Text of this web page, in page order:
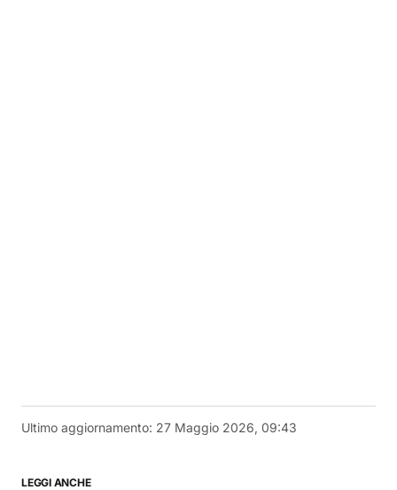
Ultimo aggiornamento: 27 Maggio 2026, 09:43
LEGGI ANCHE